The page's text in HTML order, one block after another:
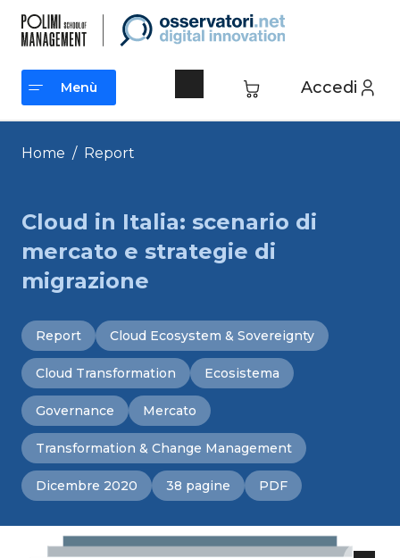
contenuto
Accedi
Menù
Menù
Home / Report
Cloud in Italia: scenario di
mercato e strategie di
migrazione
Report Cloud Ecosystem & Sovereignty
Cloud Transformation Ecosistema
Governance Mercato
Transformation & Change Management
Dicembre 2020 38 pagine PDF